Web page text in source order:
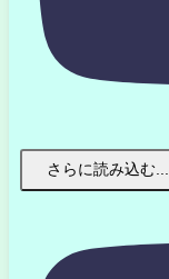
さらに読み込む...